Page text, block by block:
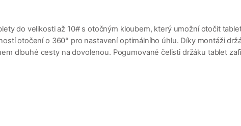
do velikosti až 10# s otočným kloubem, který umožní otočit
otočení o 360° pro nastavení optimálního úhlu. Díky montáži
dlouhé cesty na dovolenou. Pogumované čelisti držáku tablet